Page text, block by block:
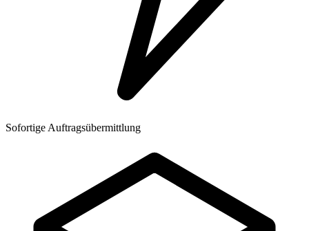
Sofortige Auftragsübermittlung